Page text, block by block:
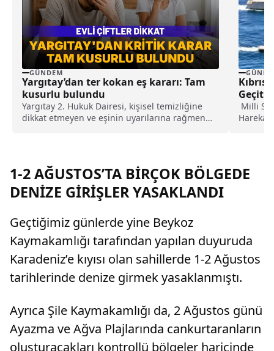
GÜNDEM
Yargıtay’dan ter kokan eş kararı: Tam
kusurlu bulundu
Yargıtay 2. Hukuk Dairesi, kişisel temizliğine
dikkat etmeyen ve eşinin uyarılarına rağmen
lira tazminat ödemesine karar verildi.
Kıbrıs
Geçit
Milli
1-2 AĞUSTOS’TA BİRÇOK BÖLGEDE
DENİZE GİRİŞLER YASAKLANDI
Geçtiğimiz günlerde yine Beykoz
Kaymakamlığı tarafından yapılan duyuruda
Karadeniz’e kıyısı olan sahillerde 1-2 Ağustos
tarihlerinde denize girmek yasaklanmıştı.
Ayrıca Şile Kaymakamlığı da, 2 Ağustos günü
Ayazma ve Ağva Plajlarında cankurtaranların
oluşturacakları kontrollü bölgeler haricinde